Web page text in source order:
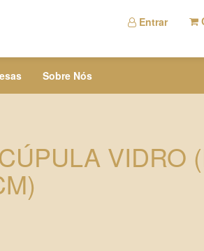
Entrar
Sobre Nós
VIDRO